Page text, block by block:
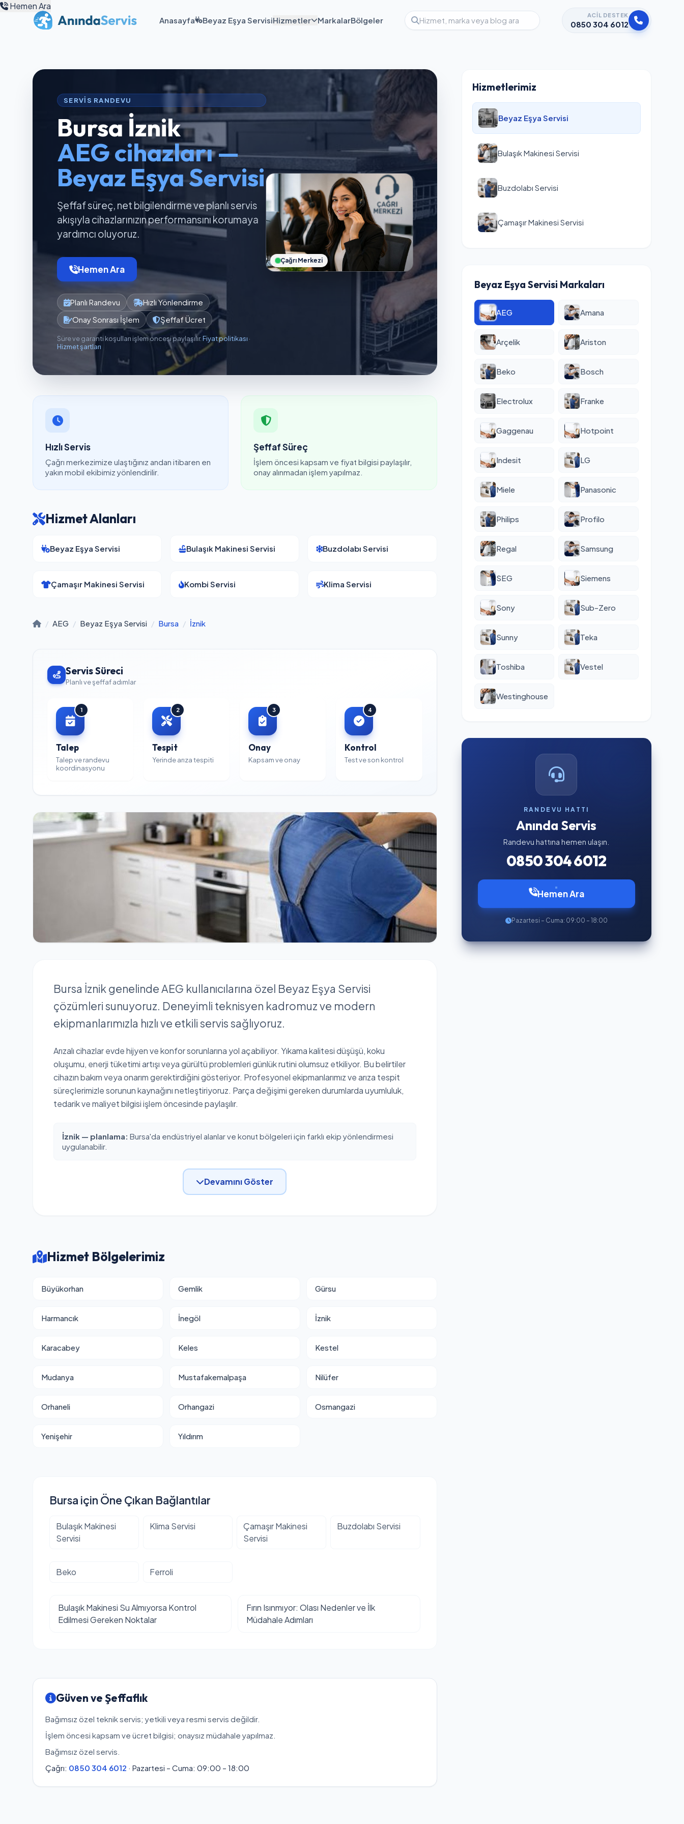
Anasayfa Beyaz Eşya ServisiHizmetler MarkalarBölgeler
ACIL DESTEK
0850 304 6012
Hemen Ara
SERVIS RANDEVU
Bursa İznik
AEG cihazları —
Beyaz Eşya Servisi
Şeffaf süreç, net bilgilendirme ve planlı servis
akışıyla cihazlarınızın performansını korumaya
yardımcı oluyoruz.
Hemen Ara
Planlı Randevu
Hızlı Yönlendirme
Onay Sonrası İşlem
Şeffaf Ücret
Süre ve garanti koşulları işlem öncesi paylaşılır. Fiyat politikası ·
Hizmet şartları
Çağrı Merkezi
Hızlı Servis
Çağrı merkezimize ulaştığınız andan itibaren en
yakın mobil ekibimiz yönlendirilir.
Şeffaf Süreç
İşlem öncesi kapsam ve fiyat bilgisi paylaşılır,
onay alınmadan işlem yapılmaz.
Hizmet Alanları
Beyaz Eşya Servisi Bulaşık Makinesi Servisi Buzdolabı Servisi
Çamaşır Makinesi Servisi Kombi Servisi Klima Servisi
/ AEG / Beyaz Eşya Servisi / Bursa / İznik
Servis Süreci
Planlı ve şeffaf adımlar
1
Talep
Talep ve randevu
koordinasyonu
2
Tespit
Yerinde arıza tespiti
3
Onay
Kapsam ve onay
4
Kontrol
Test ve son kontrol
Bursa İznik genelinde AEG kullanıcılarına özel Beyaz Eşya Servisi
çözümleri sunuyoruz. Deneyimli teknisyen kadromuz ve modern
ekipmanlarımızla hızlı ve etkili servis sağlıyoruz.
Arızalı cihazlar evde hijyen ve konfor sorunlarına yol açabiliyor. Yıkama kalitesi düşüşü, koku
oluşumu, enerji tüketimi artışı veya gürültü problemleri günlük rutini olumsuz etkiliyor. Bu belirtiler
cihazın bakım veya onarım gerektirdiğini gösteriyor. Profesyonel ekipmanlarımız ve arıza tespit
süreçlerimizle sorunun kaynağını netleştiriyoruz. Parça değişimi gereken durumlarda uyumluluk,
tedarik ve maliyet bilgisi işlem öncesinde paylaşılır.
İznik — planlama: Bursa'da endüstriyel alanlar ve konut bölgeleri için farklı ekip yönlendirmesi
uygulanabilir.
Devamını Göster
Hizmet Bölgelerimiz
Büyükorhan Gemlik Gürsu
Harmancık İnegöl İznik
Karacabey Keles Kestel
Mudanya Mustafakemalpaşa Nilüfer
Orhaneli Orhangazi Osmangazi
Yenişehir Yıldırım
Bursa için Öne Çıkan Bağlantılar
Bulaşık Makinesi
Servisi
Klima Servisi
Çamaşır Makinesi
Servisi
Buzdolabı Servisi
Beko Ferroli
Bulaşık Makinesi Su Almıyorsa Kontrol
Edilmesi Gereken Noktalar
Fırın Isınmıyor: Olası Nedenler ve İlk
Müdahale Adımları
Güven ve Şeffaflık
Bağımsız özel teknik servis; yetkili veya resmi servis değildir.
İşlem öncesi kapsam ve ücret bilgisi; onaysız müdahale yapılmaz.
Bağımsız özel servis.
Çağrı: 0850 304 6012 · Pazartesi – Cuma: 09:00 – 18:00
Hizmetlerimiz
Beyaz Eşya Servisi
Bulaşık Makinesi Servisi
Buzdolabı Servisi
Çamaşır Makinesi Servisi
Beyaz Eşya Servisi Markaları
AEG Amana
Arçelik Ariston
Beko Bosch
Electrolux Franke
Gaggenau Hotpoint
Indesit LG
Miele Panasonic
Philips Profilo
Regal Samsung
SEG Siemens
Sony Sub-Zero
Sunny Teka
Toshiba Vestel
Westinghouse
RANDEVU HATTI
Anında Servis
Randevu hattına hemen ulaşın.
0850 304 6012
Hemen Ara
Pazartesi – Cuma: 09:00 – 18:00